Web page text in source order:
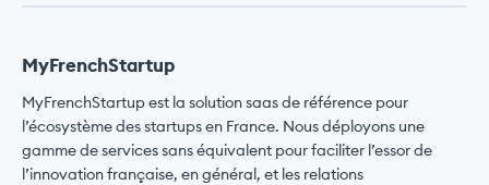
MyFrenchStartup
MyFrenchStartup est la solution saas de référence pour
l’écosystème des startups en France. Nous déployons une
gamme de services sans équivalent pour faciliter l’essor de
l’innovation française, en général, et les relations